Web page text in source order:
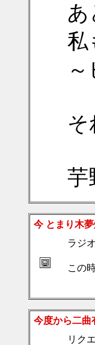
あ
私
芋
今 とまり木
ラジ
この
今度から二曲
リク